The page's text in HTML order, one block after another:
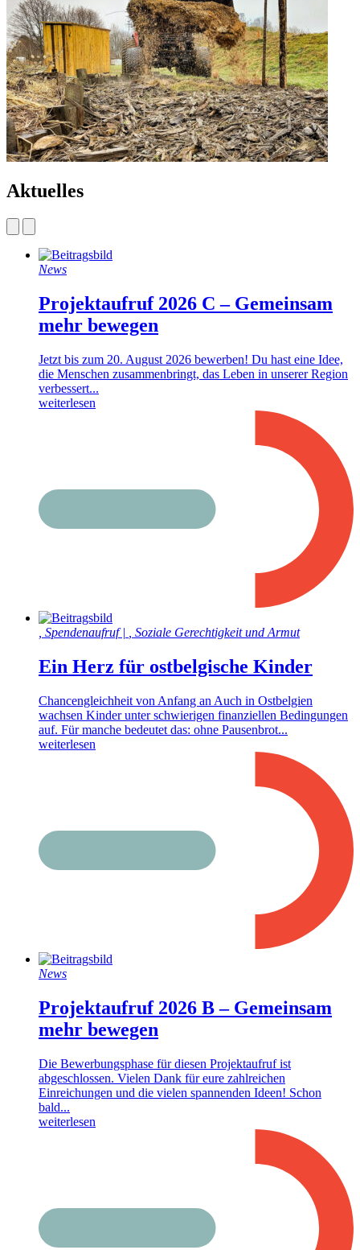
Aktuelles
News
Projektaufruf 2026 C – Gemeinsam
mehr bewegen
Jetzt bis zum 20. August 2026 bewerben! Du hast eine Idee,
die Menschen zusammenbringt, das Leben in unserer Region
verbessert...
weiterlesen
Spendenaufruf | Soziale Gerechtigkeit und Armut
Ein Herz für ostbelgische Kinder
Chancengleichheit von Anfang an Auch in Ostbelgien
wachsen Kinder unter schwierigen finanziellen Bedingungen
auf. Für manche bedeutet das: ohne Pausenbrot...
weiterlesen
News
Projektaufruf 2026 B – Gemeinsam
mehr bewegen
Die Bewerbungsphase für diesen Projektaufruf ist
abgeschlossen. Vielen Dank für eure zahlreichen
Einreichungen und die vielen spannenden Ideen! Schon
bald...
weiterlesen